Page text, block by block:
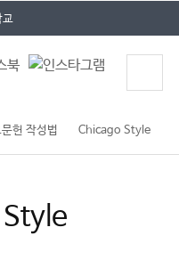
헌 작성법 Chicago Style